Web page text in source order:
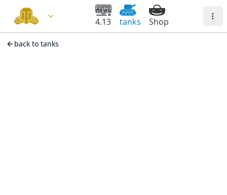
4.13 tanks Shop
back to tanks